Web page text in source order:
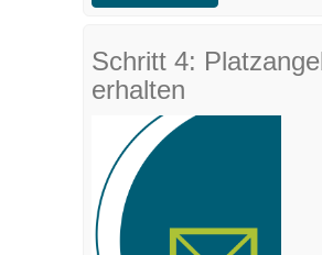
Schritt 4:
erhalten